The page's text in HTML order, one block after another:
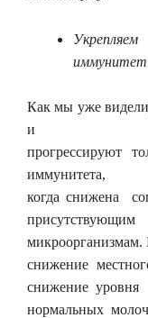
Укрепляем
иммунитет
Как мы уже
и
прогрессируют
иммунитета,
когда снижена
микроорганизмам.
снижение
снижение уровня
нормальных